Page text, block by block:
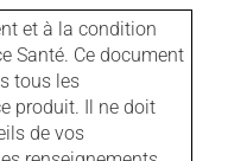
et à la condition
Santé. Ce document
tous les
produit. Il ne doit
de vos